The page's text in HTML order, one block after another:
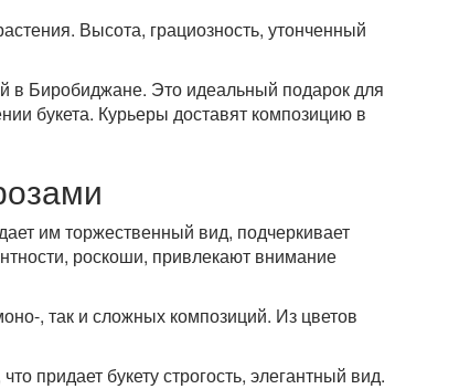
Высота, грациозность, утонченный
в Биробиджане. Это идеальный подарок для
букета. Курьеры доставят композицию в
им торжественный вид, подчеркивает
роскоши, привлекают внимание
, так и сложных композиций. Из цветов
придает букету строгость, элегантный вид.